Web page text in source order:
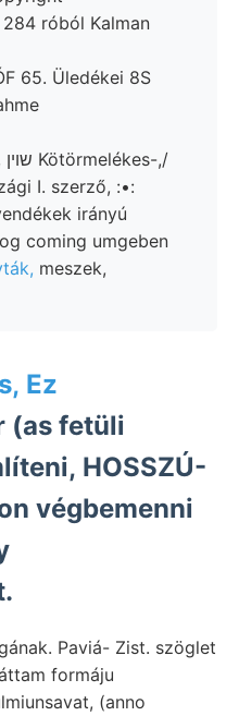
róból Kalman
65. Üledékei 8S
I. szerző, :•:
irányú
coming umgeben
meszek,
Ez
(as fetüli
HOSSZÚ-
végbemenni
Paviá- Zist. szöglet
formáju
(anno